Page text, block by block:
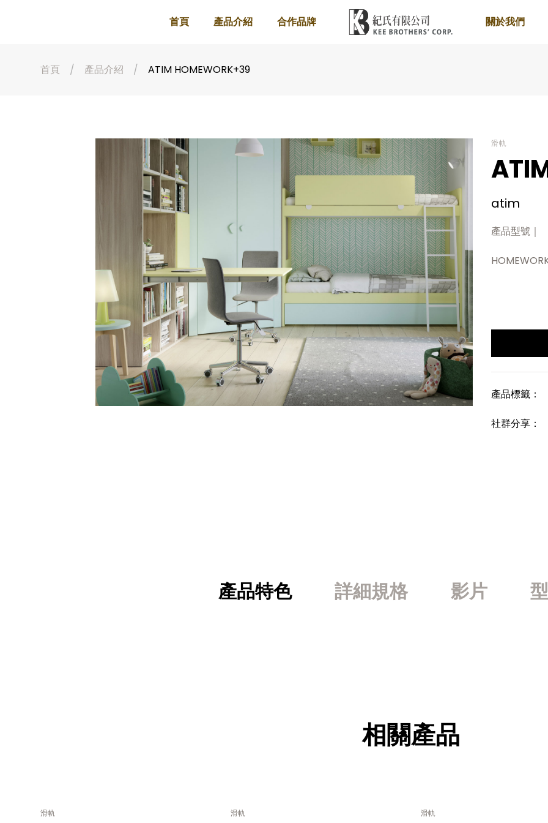
首頁 產品介紹 合作品牌 關於我們
首頁 產品介紹 ATIM HOMEWORK+39
滑軌
atim
產品型號｜
產品標籤：
社群分享：
產品特色 詳細規格 影片
相關產品
滑軌 滑軌 滑軌